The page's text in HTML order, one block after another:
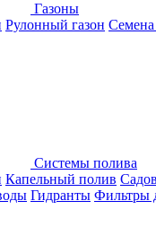
Газоны
Рулонный газон Семена
Системы полива
Капельный полив
Гидранты Фильтры